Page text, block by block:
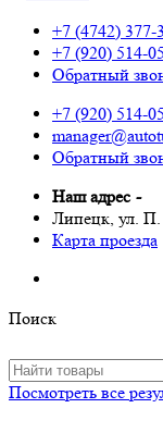
+7 (4742) 377-
+7 (920) 514-
Обратный
+7 (920) 514-
Обратный
Наш адрес -
Липецк, ул.
Карта проезда
Поиск
Посмотреть все